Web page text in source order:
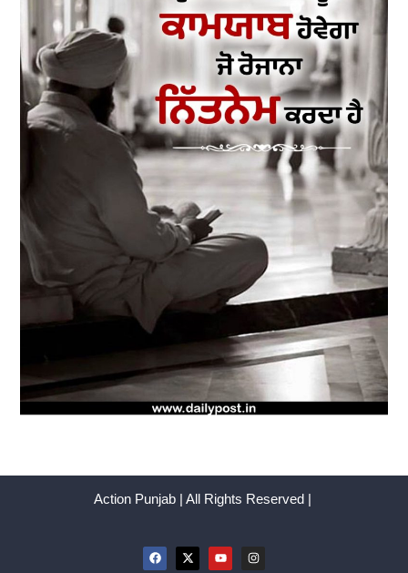
Action Punjab | All Rights Reserved |
F
a
X
-
Y
o
I
n